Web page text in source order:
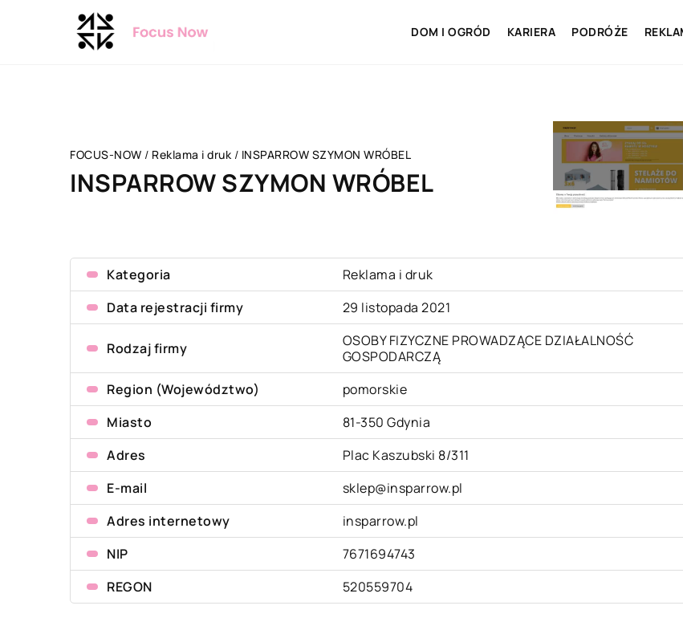
DOM I OGRÓD KARIERA PODRÓŻE
FOCUS-NOW / Reklama i druk / INSPARROW SZYMON WRÓBEL
INSPARROW SZYMON WRÓBEL
Kategoria
Reklama i druk
Data rejestracji firmy
29 listopada 2021
Rodzaj firmy
OSOBY FIZYCZNE PROWADZĄCE DZIAŁALNOŚĆ
GOSPODARCZĄ
Region (Województwo)
pomorskie
Miasto
81-350 Gdynia
Adres
Plac Kaszubski 8/311
E-mail
sklep@insparrow.pl
Adres internetowy
insparrow.pl
NIP
7671694743
REGON
520559704